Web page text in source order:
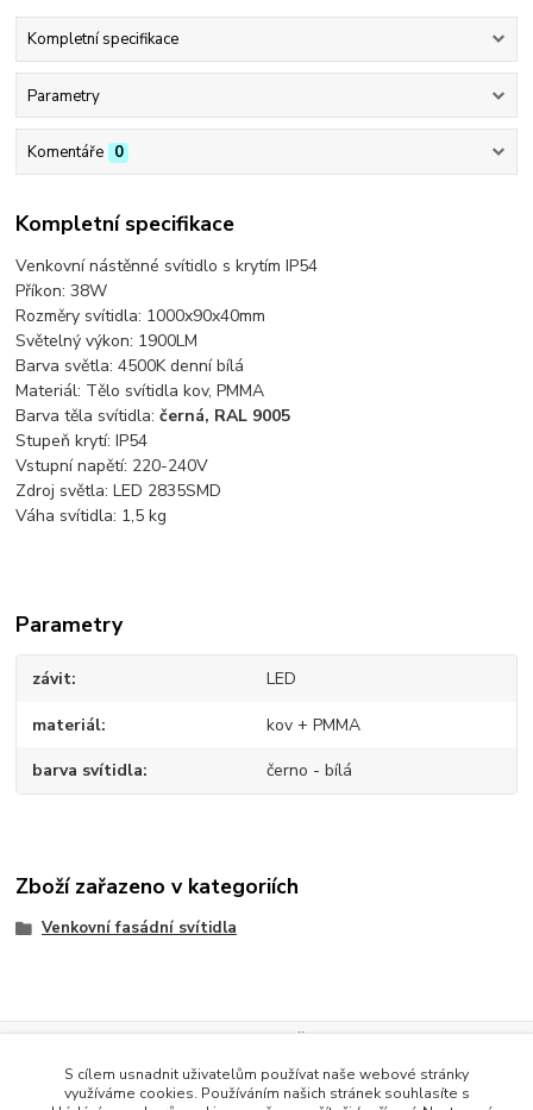
Kompletní specifikace
Parametry
Komentáře 0
Kompletní specifikace
Venkovní nástěnné svítidlo s krytím IP54
Příkon: 38W
Rozměry svítidla: 1000x90x40mm
Světelný výkon: 1900LM
Barva světla: 4500K denní bílá
Materiál: Tělo svítidla kov, PMMA
Barva těla svítidla:černá, RAL 9005
Stupeň krytí: IP54
Vstupní napětí: 220-240V
Zdroj světla: LED 2835SMD
Váha svítidla: 1,5 kg
Parametry
závit LED
materiál kov + PMMA
barva svítidla černo - bílá
Zboží zařazeno v kategoriích
Venkovní fasádní svítidla
Evidence Tržeb
Podle zákona o evidenci tržeb je prodávající povinen vystavit
kupujícímu účtenku. Zároveň je povinen zaevidovat přijatou tržbu u
S cílem usnadnit uživatelům používat naše webové stránky
využíváme cookies. Používáním našich stránek souhlasíte s